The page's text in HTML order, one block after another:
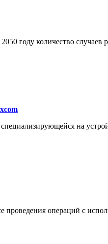
году количество случаев
на
проведения операций с